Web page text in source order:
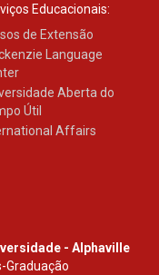
Educacionais:
de Extensão
Language
Aberta do
Útil
Affairs
- Alphaville
Graduação